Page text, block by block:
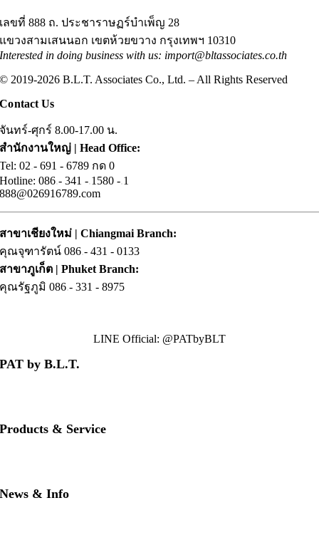
เลขที่ 888 ถ. ประชาราษฏร์บำเพ็ญ 28
แขวงสามเสนนอก เขตห้วยขวาง กรุงเทพฯ 10310
Interested in doing business with us: import@bltassociates.co.th
© 2019-2026 B.L.T. Associates Co., Ltd. – All Rights Reserved
Contact Us
จันทร์-ศุกร์ 8.00-17.00 น.
สำนักงานใหญ่ | Head Office:
Tel: 02.- 691 - 6789 กด 0
Hotline: 086.- 341 -.1580 -.1
888@026916789.com
สาขาเชียงใหม่ | Chiangmai Branch:
คุณจุฑารัตน์ 086.- 431 - 0133
สาขาภูเก็ต | Phuket Branch:
คุณรัฐภูมิ 086.- 331 - 8975
LINE Official: @PATbyBLT
PAT by B.L.T.
Products & Service
News & Info